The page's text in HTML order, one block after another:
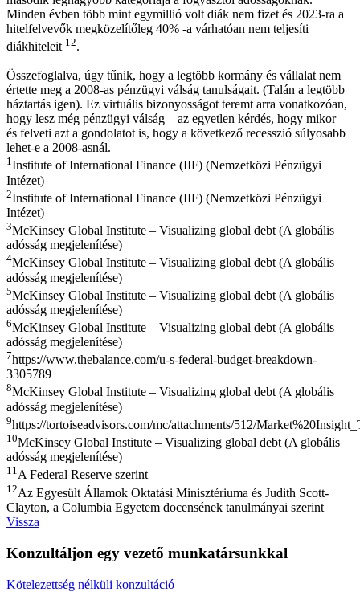
Minden évben több mint egymillió volt diák nem fizet és 2023-ra a
hitelfelvevők megközelítőleg 40% -a várhatóan nem teljesíti
diákhiteleit 12.
Összefoglalva, úgy tűnik, hogy a legtöbb kormány és vállalat nem
értette meg a 2008-as pénzügyi válság tanulságait. (Talán a legtöbb
háztartás igen). Ez virtuális bizonyosságot teremt arra vonatkozóan,
hogy lesz még pénzügyi válság – az egyetlen kérdés, hogy mikor –
és felveti azt a gondolatot is, hogy a következő recesszió súlyosabb
lehet-e a 2008-asnál.
1Institute of International Finance (IIF) (Nemzetközi Pénzügyi
Intézet)
2Institute of International Finance (IIF) (Nemzetközi Pénzügyi
Intézet)
3McKinsey Global Institute – Visualizing global debt (A globális
adósság megjelenítése)
4McKinsey Global Institute – Visualizing global debt (A globális
adósság megjelenítése)
5McKinsey Global Institute – Visualizing global debt (A globális
adósság megjelenítése)
6McKinsey Global Institute – Visualizing global debt (A globális
adósság megjelenítése)
7https://www.thebalance.com/u-s-federal-budget-breakdown-
3305789
8McKinsey Global Institute – Visualizing global debt (A globális
adósság megjelenítése)
9https://tortoiseadvisors.com/mc/attachments/512/
10McKinsey Global Institute – Visualizing global debt (A globális
adósság megjelenítése)
11A Federal Reserve szerint
12Az Egyesült Államok Oktatási Minisztériuma és Judith Scott-
Clayton, a Columbia Egyetem docensének tanulmányai szerint
Vissza
Konzultáljon egy vezető munkatársunkkal
Kötelezettség nélküli konzultáció